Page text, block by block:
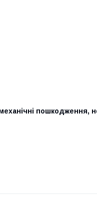
пошкодження,